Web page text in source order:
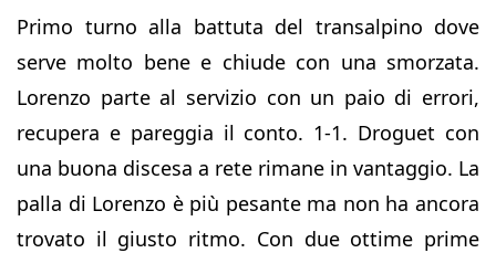
Primo turno alla battuta del transalpino dove
serve molto bene e chiude con una smorzata.
Lorenzo parte al servizio con un paio di errori,
recupera e pareggia il conto. 1-1. Droguet con
una buona discesa a rete rimane in vantaggio. La
palla di Lorenzo è più pesante ma non ha ancora
trovato il giusto ritmo. Con due ottime prime